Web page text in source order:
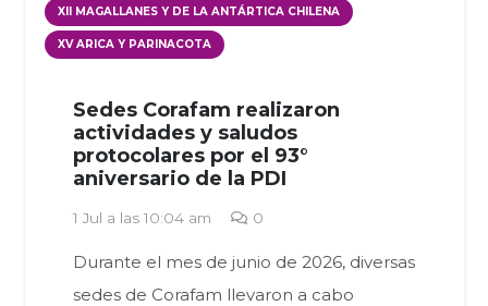
XII MAGALLANES Y DE LA ANTÁRTICA CHILENA
XV ARICA Y PARINACOTA
Sedes Corafam realizaron
actividades y saludos
protocolares por el 93°
aniversario de la PDI
1 Jul a las 10:04 am 0
Durante el mes de junio de 2026, diversas
sedes de Corafam llevaron a cabo